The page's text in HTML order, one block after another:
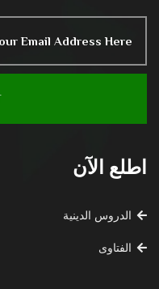
اطلع الآن
الدروس الدينية
الفتاوى